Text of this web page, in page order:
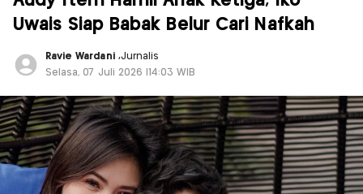
Uwais Siap Babak Belur Cari Nafkah
Ravie Wardani ,Jurnalis
Selasa, 07 Juli 2026 |14:03 WIB